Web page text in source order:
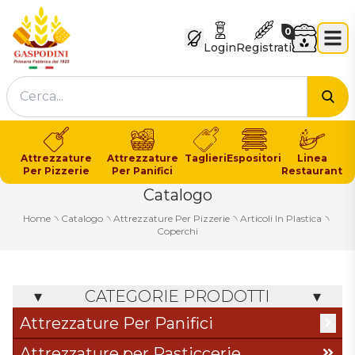
LoginRegistrati
Carrello
0
Attrezzature
Per Pizzerie
Attrezzature
Per Panifici
TaglieriEspositori
Linea
Restaurant
Catalogo
Home ৲ Catalogo ৲ Attrezzature Per Pizzerie ৲ Articoli In Plastica ৲
Coperchi
CATEGORIE PRODOTTI
Attrezzature Per Panifici